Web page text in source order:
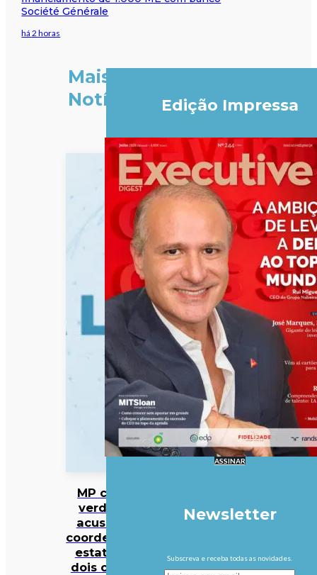
Société Générale
há 2 horas
Mais
Notícias
MP cabo-
verdiano
acusa ex-
coordenador
estatal de
dois crimes
Edição Impressa
ASSINAR
Newsletter
Subscreva e receba todas as novidades.